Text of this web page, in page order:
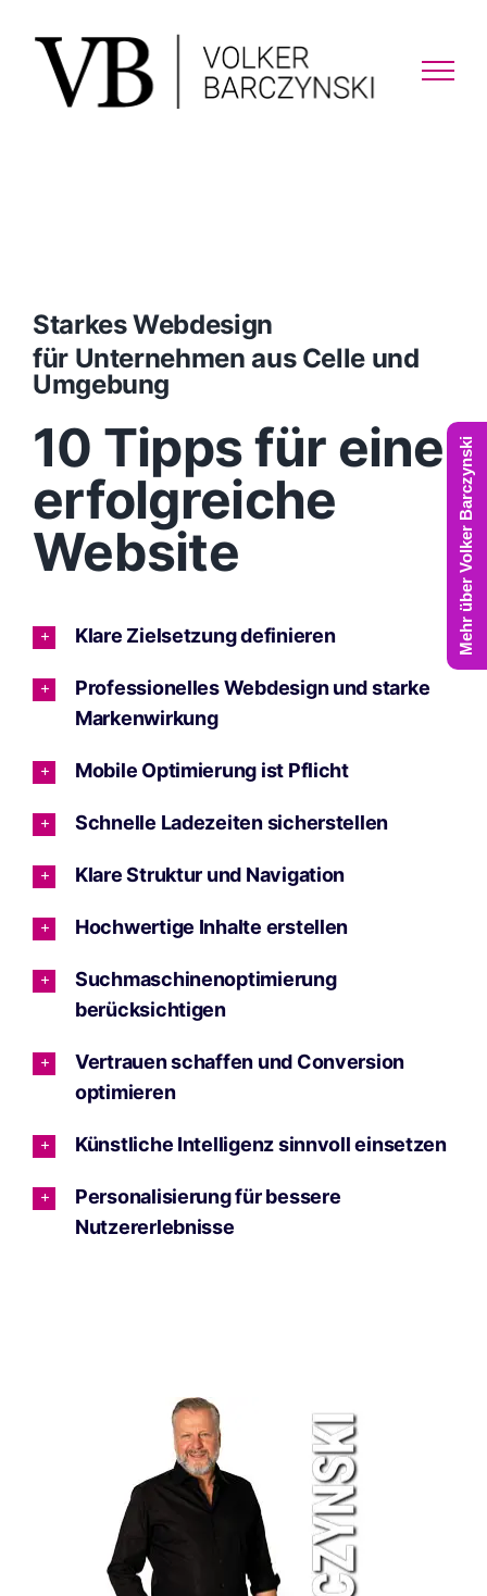
content
Starkes Webdesign
für Unternehmen aus Celle und
Umgebung
10 Tipps für eine
erfolgreiche
Website
Klare Zielsetzung definieren
Professionelles Webdesign und starke
Markenwirkung
Mobile Optimierung ist Pflicht
Schnelle Ladezeiten sicherstellen
Klare Struktur und Navigation
Hochwertige Inhalte erstellen
Suchmaschinenoptimierung
berücksichtigen
Vertrauen schaffen und Conversion
optimieren
Künstliche Intelligenz sinnvoll einsetzen
Personalisierung für bessere
Nutzererlebnisse
Mehr über Volker Barczynski